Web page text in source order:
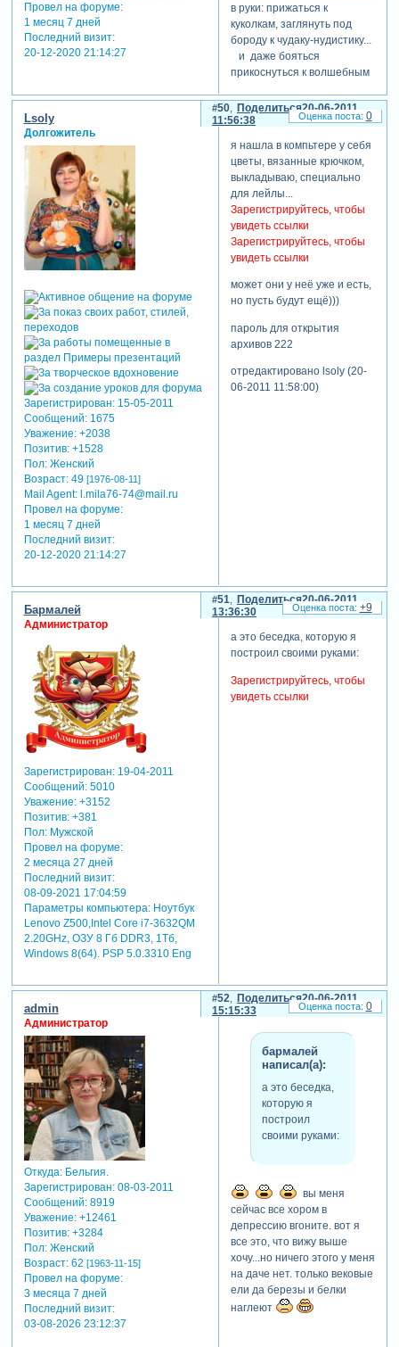
Провел на форуме:
1 месяц 7 дней
Последний визит:
20-12-2020 21:14:27
в руки: прижаться к
куколкам, заглянуть под
бороду к чудаку-нудистику...
и даже бояться
прикоснуться к волшебным
госпожи lotos56,
хочется сказать всем:
останавливаясь, самая
красивая сказка - это сказка
созданная своими руками!
ну и помните, что мы с вами
принадлежим к спасателям
мира - "красота спасет мир"
Поделиться
50
20-06-2011
11:56:38
Lsoly
Долгожитель
Зарегистрирован: 15-05-2011
Сообщений:1675
Уважение: +2038
Позитив: +1528
Пол:Женский
Возраст:49 [1976-08-11]
Mail Agent:l.mila76-74@mail.ru
Провел на форуме:
1 месяц 7 дней
Последний визит:
20-12-2020 21:14:27
я нашла в компьтере у себя
цветы, вязанные крючком,
выкладываю, специально
для лейлы...
Зарегистрируйтесь, чтобы
увидеть ссылки
Зарегистрируйтесь, чтобы
увидеть ссылки
может они у неё уже и есть,
но пусть будут ещё)))
пароль для открытия
архивов 222
отредактировано lsoly (20-
06-2011 11:58:00)
0
Поделиться
51
20-06-2011
13:36:30
Бармалей
Администратор
Зарегистрирован: 19-04-2011
Сообщений:5010
Уважение: +3152
Позитив: +381
Пол:Мужской
Провел на форуме:
2 месяца 27 дней
Последний визит:
08-09-2021 17:04:59
Параметры компьютера:Ноутбук
Lenovo Z500,Intel Core i7-3632QM
2.20GHz, ОЗУ 8 Гб DDR3, 1Тб,
Windows 8(64). PSP 5.0.3310 Eng
а это беседка, которую я
построил своими руками:
Зарегистрируйтесь, чтобы
увидеть ссылки
+9
Поделиться
52
20-06-2011
15:15:33
admin
Администратор
Откуда:Бельгия.
Зарегистрирован: 08-03-2011
Сообщений:8919
Уважение: +12461
Позитив: +3284
Пол:Женский
Возраст:62 [1963-11-15]
Провел на форуме:
3 месяца 7 дней
Последний визит:
03-08-2026 23:12:37
бармалей
написал(а):
а это беседка,
которую я
построил
своими руками:
вы меня
сейчас все хором в
депрессию вгоните. вот я
все это, что вижу выше
хочу...но ничего этого у меня
на даче нет. только вековые
ели да березы и белки
наглеют
0